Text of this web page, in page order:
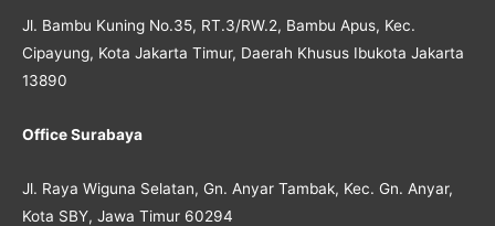
Jl. Bambu Kuning No.35, RT.3/RW.2, Bambu Apus, Kec.
Cipayung, Kota Jakarta Timur, Daerah Khusus Ibukota Jakarta
13890
Office Surabaya
Jl. Raya Wiguna Selatan, Gn. Anyar Tambak, Kec. Gn. Anyar,
Kota SBY, Jawa Timur 60294